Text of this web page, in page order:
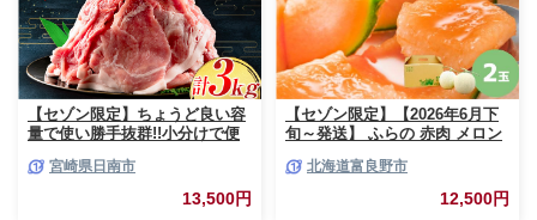
【セゾン限定】ちょうど良い容
量で使い勝手抜群!!小分けで便
3kg お肉 豚肉 ポーク 国産 小分
け 真空パック 個包装 万能食材
おすすめ おかず 食品 炒め物 お
宮崎県日南市
13,500円
【セゾン限定】【2026年6月下
旬～発送】 ふらの 赤肉 メロン
市 (相馬農園) メロン フルーツ
果物 新鮮 甘い 贈り物 ギフト
道産 ジューシー おやつ ふらの
北海道富良野市
12,500円